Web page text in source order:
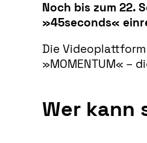
Noch bis zum 22.
»45seconds«
Die
»MOMENTUM« –
Wer kann